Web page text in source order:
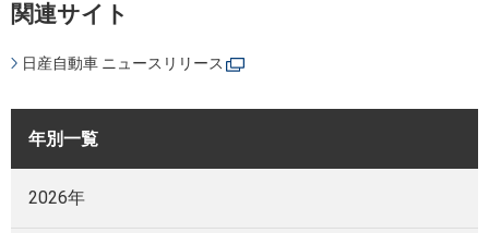
関連サイト
日産自動車 ニュースリリース
年別一覧
2026年